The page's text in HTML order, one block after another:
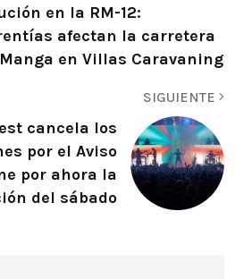
en la RM-12:
afectan la carretera
en Villas Caravaning
SIGUIENTE
cancela los
por el Aviso
por ahora la
del sábado